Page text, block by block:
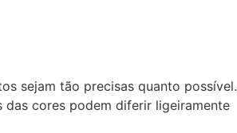
sejam tão precisas quanto possível.
cores podem diferir ligeiramente